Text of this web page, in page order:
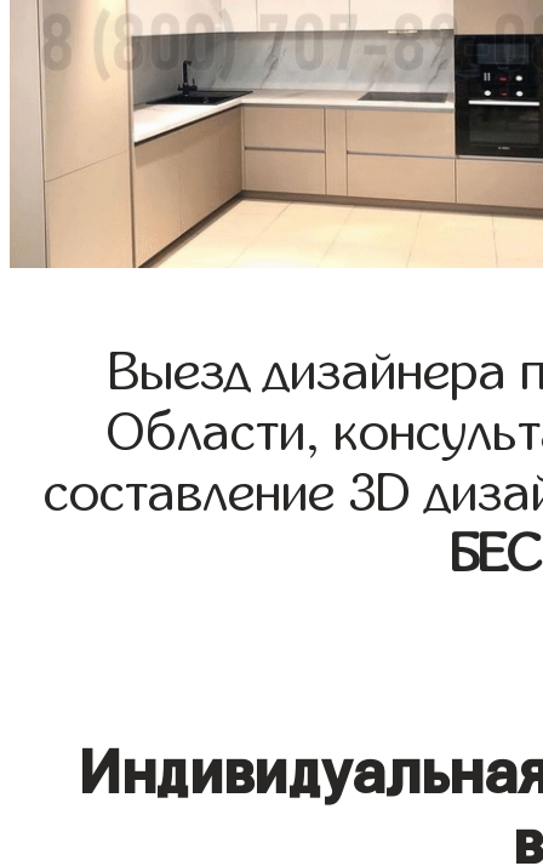
Выезд дизайнера
Области,
составление 3D